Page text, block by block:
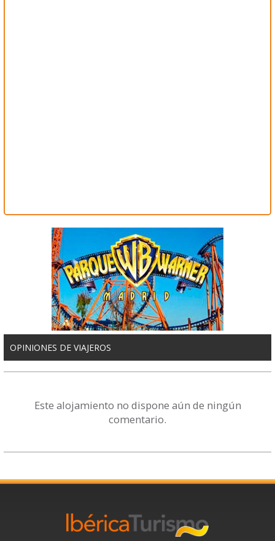
OPINIONES DE VIAJEROS
Este alojamiento no dispone aún de ningún
comentario.